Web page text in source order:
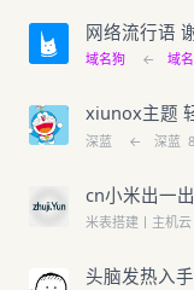
网络流行语
域名狗 ← 域
xiunox主题
深蓝 ← 深蓝
cn小米出一出
米表搭建丨主机云
头脑发热入